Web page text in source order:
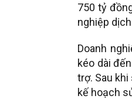
750 tỷ
nghiệp
Doanh
kéo dài
trợ. Sau
kế hoạch